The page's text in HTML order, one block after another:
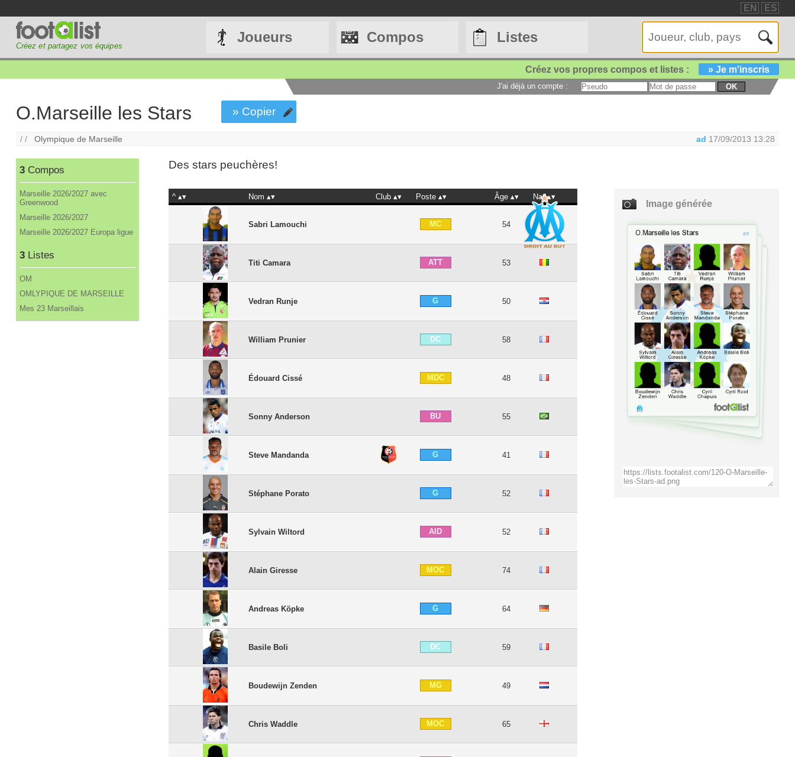
EN ES
Créez et partagez vos équipes
Joueurs Compos Listes
Créez vos propres compos et listes : » Je m'inscris
J'ai déjà un compte : OK
O.Marseille les Stars » Copier
/ /Olympique de Marseille ad 17/09/2013 13:28
3 Compos
Marseille 2026/2027 avec
Greenwood
Marseille 2026/2027
Marseille 2026/2027 Europa ligue
3 Listes
OM
OMLYPIQUE DE MARSEILLE
Mes 23 Marseillais
Des stars peuchères!
^ Nom Club Poste Âge Nat
Sabri Lamouchi MC 54
Titi Camara ATT 53
Vedran Runje G 50
William Prunier DC 58
Édouard Cissé MDC 48
Sonny Anderson BU 55
Steve Mandanda G 41
Stéphane Porato G 52
Sylvain Wiltord AID 52
Alain Giresse MOC 74
Andreas Köpke G 64
Basile Boli DC 59
Boudewijn Zenden MG 49
Chris Waddle MOC 65
Image générée